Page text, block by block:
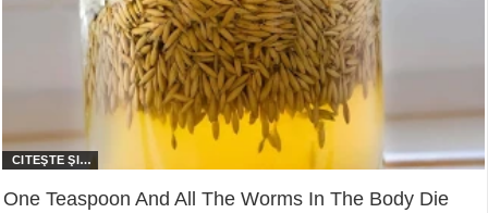
One Teaspoon And All The Worms In The Body Die